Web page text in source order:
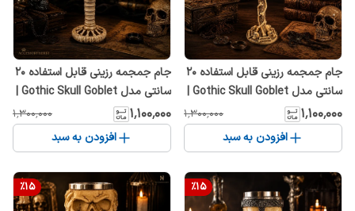
جام جمجمه رزینی قابل استفاده 20
سانتی مدل Gothic Skull Goblet |
لیوان اسکلت فانتزی و کلکسیونی
۱٬۱۰۰٬۰۰۰ ۱٬۳۰۰٬۰۰۰
افزودن به سبد
جام جمجمه رزینی قابل استفاده 20
سانتی مدل Gothic Skull Goblet |
لیوان اسکلت فانتزی و کلکسیونی
۱٬۱۰۰٬۰۰۰ ۱٬۳۰۰٬۰۰۰
افزودن به سبد
%15
%15